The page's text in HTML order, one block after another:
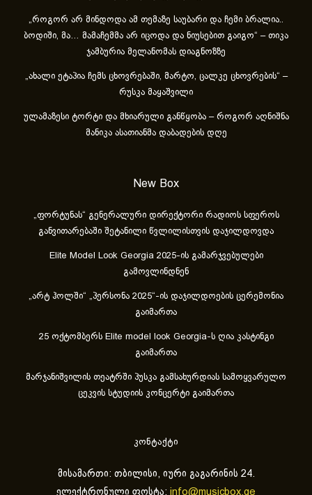
„როგორ არ მინდოდა ამ თემაზე საუბარი და ჩემი ბრალია..
ბოდიში, მა… მამაჩემმა არ იცოდა და ნიუსებით გაიგო“ – თიკა
ჯამბურია მელანომას დიაგნოზზე
„ახა­ლი ეტა­პია ჩემს ცხოვ­რე­ბა­ში, მარ­ტო, ცალ­კე ცხოვ­რე­ბის“ –
რუსკა მაყაშვილი
ულამაზესი ტორტი და მხიარული განწყობა – როგორ აღნიშნა
მანიკა ასათიანმა დაბადების დღე
New Box
„ფორტუნას“ გენერალური დირექტორი რადიოს სფეროს
განვითარებაში შეტანილი წვლილისთვის დაჯილდოვდა
Elite Model Look Georgia 2025-ის გამარჯვებულები
გამოვლინდნენ
„არტ ჰოლში“ „პერსონა 2025“-ის დაჯილდოების ცერემონია
გაიმართა
25 ოქტომბერს Elite model look Georgia-ს ღია კასტინგი
გაიმართა
მარჯანიშვილის თეატრში პუსკა გამსახურდიას სამოყვარულო
ცეკვის სტუდიის კონცერტი გაიმართა
კონტაქტი
მისამართი: თბილისი, იური გაგარინის 24.
ელექტრონული ფოსტა: info@musicbox.ge